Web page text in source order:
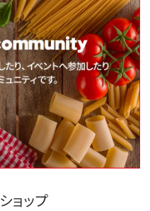
ョップ